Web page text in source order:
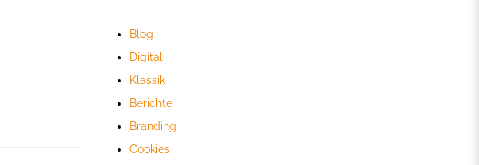
Blog
Digital
Klassik
Berichte
Branding
Cookies